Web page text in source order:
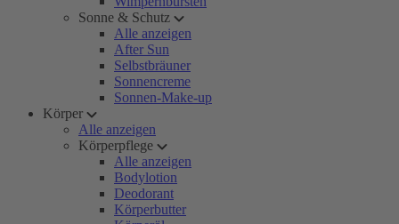
Sonne & Schutz
Alle anzeigen
After Sun
Selbstbräuner
Sonnencreme
Sonnen-Make-up
Körper
Alle anzeigen
Körperpflege
Alle anzeigen
Bodylotion
Deodorant
Körperbutter